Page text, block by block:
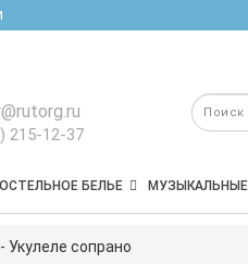
215-12-37
БЕЛЬЕ
Укулеле сопрано